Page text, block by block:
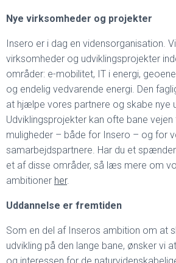
Nye virksomheder og projekter
Insero er i dag en vidensorganisation.
virksomheder og udviklingsprojekter
områder: e-mobilitet, IT i energi,
og endelig vedvarende energi. Den
at hjælpe vores partnere og skabe nye
Udviklingsprojekter kan ofte bane vejen
muligheder – både for Insero – og for
samarbejdspartnere. Har du et
et af disse områder, så læs mere om
ambitioner her.
Uddannelse er fremtiden
Som en del af Inseros ambition om at
udvikling på den lange bane, ønsker vi